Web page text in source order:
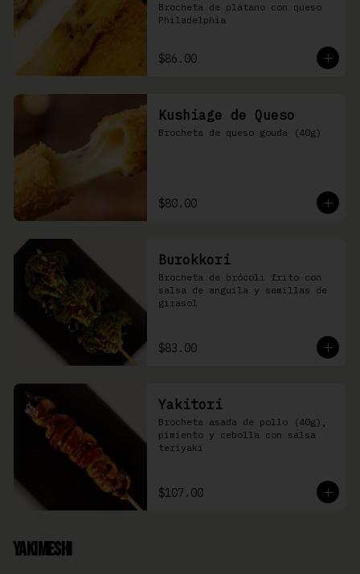
Brocheta de plátano con queso
Philadelphia
$86.00
Kushiage de Queso
Brocheta de queso gouda (40g)
$80.00
Burokkori
Brocheta de brócoli frito con
salsa de anguila y semillas de
girasol
$83.00
Yakitori
Brocheta asada de pollo (40g),
pimiento y cebolla con salsa
teriyaki
$107.00
Yakimeshi